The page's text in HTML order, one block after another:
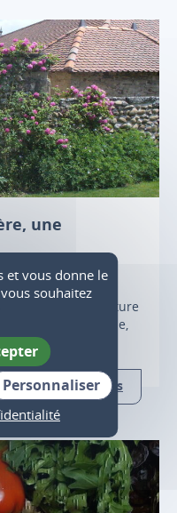
une
des anciennes
et présente l'aventure
architecturale,
qui y ont vécu.
Plus d'infos
et vous donne le
souhaitez
Personnaliser